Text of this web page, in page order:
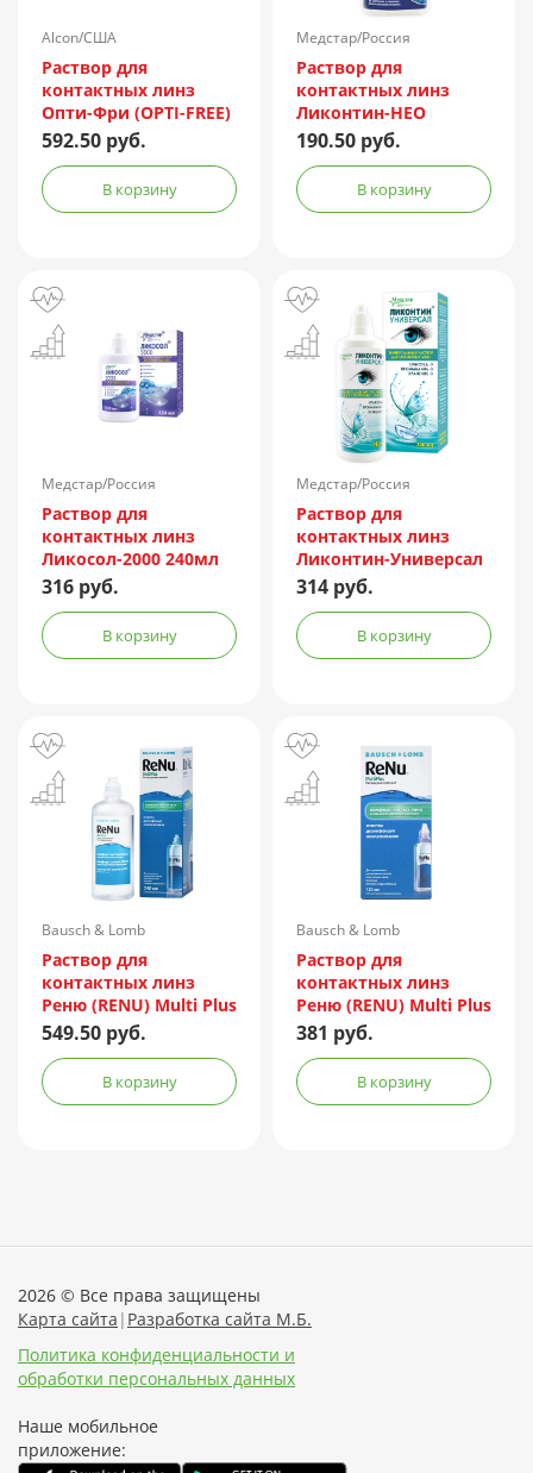
Alcon/США
Раствор для
контактных линз
Опти-Фри (OPTI-FREE)
Express 355мл +
контейнер
592.50 руб.
В корзину
Медстар/Россия
Раствор для
контактных линз
Ликонтин-НЕО
Мульти 60мл
190.50 руб.
В корзину
Медстар/Россия
Раствор для
контактных линз
Ликосол-2000 240мл
316 руб.
В корзину
Медстар/Россия
Раствор для
контактных линз
Ликонтин-Универсал
240мл
314 руб.
В корзину
Bausch & Lomb
Incorporated/Италия
Раствор для
контактных линз
Реню (RENU) Multi Plus
240мл + контейнер
549.50 руб.
В корзину
Bausch & Lomb
Incorporated/Италия
Раствор для
контактных линз
Реню (RENU) Multi Plus
120мл + контейнер
381 руб.
В корзину
2026 © Все права защищены
Карта сайта | Разработка сайта М.Б.
Политика конфиденциальности и
обработки персональных данных
Наше мобильное
приложение: